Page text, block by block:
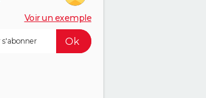
Voir un exemple